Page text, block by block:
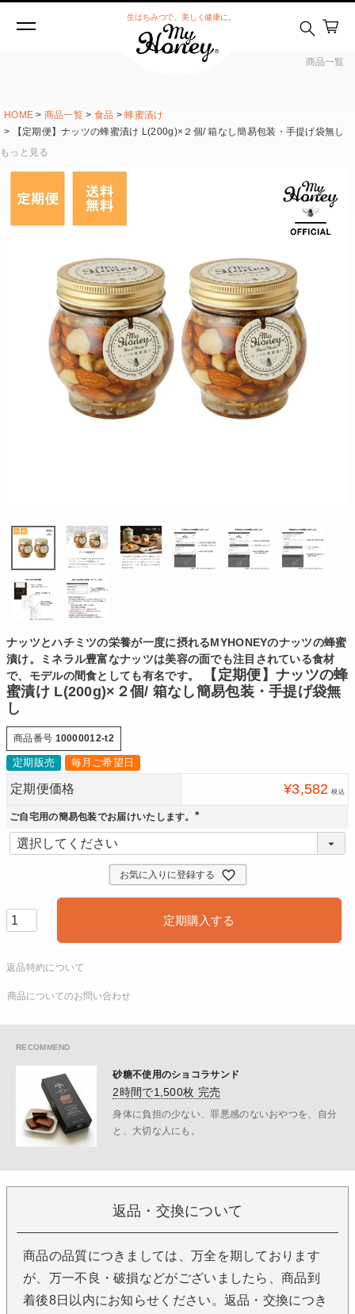
商品一覧
生はちみつで、美しく健康に。
HOME 商品一覧 食品
蜂蜜漬け
【定期便】ナッツの蜂蜜漬け L(200g)×２個/ 箱なし簡易包装・手提げ袋無し
もっと見る
ナッツとハチミツの栄養が一度に摂れるMYHONEYのナッツの蜂蜜
漬け。ミネラル豊富なナッツは美容の面でも注目されている食材
で、モデルの間食としても有名です。
【定期便】ナッツの蜂
蜜漬け L(200g)×２個/ 箱なし簡易包装・手提げ袋無
し
商品番号 10000012-t2
定期販売 毎月ご希望日
定期便価格 ¥3,582 税込
ご自宅用の簡易包装でお届けいたします。
必
)
お気に入りに登録する
定期購入する
返品特約について
商品についてのお問い合わせ
砂糖不使用のショコラサンド
2時間で1,500枚 完売
身体に負担の少ない、罪悪感のないおやつを、自分
と、大切な人にも。
返品・交換について
商品の品質につきましては、万全を期しております
が、万一不良・破損などがございましたら、商品到
着後8日以内にお知らせください。返品・交換につき